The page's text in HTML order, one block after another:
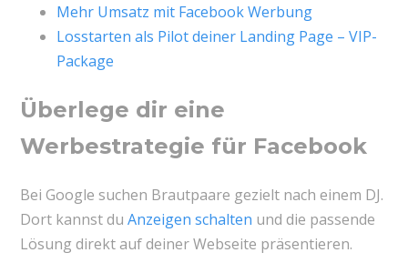
Mehr Umsatz mit Facebook Werbung
Losstarten als Pilot deiner Landing Page – VIP-
Package
Überlege dir eine
Werbestrategie für Facebook
Bei Google suchen Brautpaare gezielt nach einem DJ.
Dort kannst du Anzeigen schalten und die passende
Lösung direkt auf deiner Webseite präsentieren.